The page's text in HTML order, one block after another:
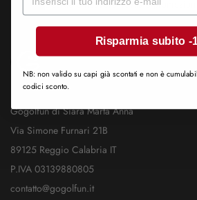
Desidero ricevere novità e
Gogolfun di Siara Marta Anna
Via Simone Furnari 21B
89125 Reggio Calabria IT
P.IVA 03139880805
contatto@gogolfun.it
Risparmia subito -
NB: non valido su capi già scontati e non è
codici sconto.